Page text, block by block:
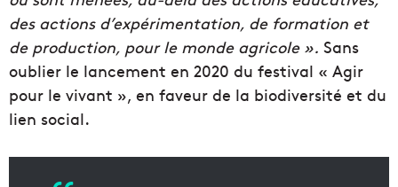
des actions d’expérimentation, de formation et
de production, pour le monde agricole ». Sans
oublier le lancement en 2020 du festival « Agir
pour le vivant », en faveur de la biodiversité et du
lien social.